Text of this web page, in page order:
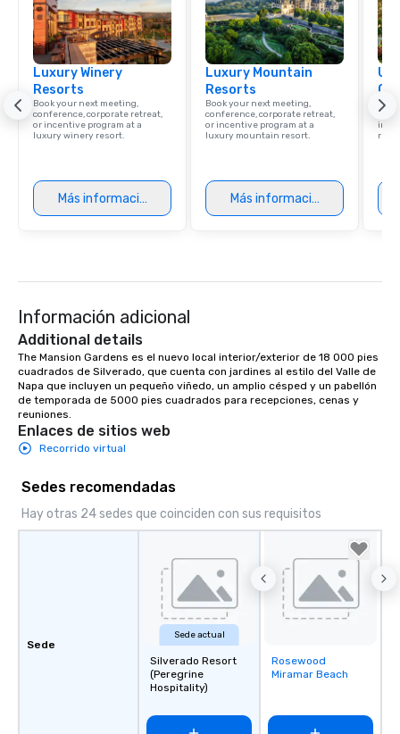
Luxury Winery
Resorts
Book your next meeting,
conference, corporate retreat,
or incentive program at a
luxury winery resort.
Más información
Luxury Mountain
Resorts
Book your next meeting,
conference, corporate retreat,
or incentive program at a
luxury mountain resort.
Más información
Find
Información adicional
Additional details
The Mansion Gardens es el nuevo local interior/exterior de 18 000 pies
cuadrados de Silverado, que cuenta con jardines al estilo del Valle de
Napa que incluyen un pequeño viñedo, un amplio césped y un pabellón
de temporada de 5000 pies cuadrados para recepciones, cenas y
reuniones.
Enlaces de sitios web
Recorrido virtual
Sedes recomendadas
Hay otras 24 sedes que coinciden con sus requisitos
Sede
Sede actual
Silverado Resort
(Peregrine
Hospitality)
Removed from
favorites
Rosewood
Miramar Beach